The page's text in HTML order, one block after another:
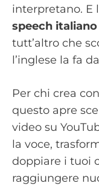
interpretano. E
speech italiano
tutt’altro che
l’inglese la fa
Per chi crea
questo apre
video su
la voce,
doppiare i tuoi
raggiungere